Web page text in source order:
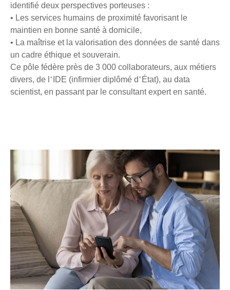
identifié deux perspectives porteuses :
• Les services humains de proximité favorisant le
maintien en bonne santé à domicile,
• La maîtrise et la valorisation des données de santé dans
un cadre éthique et souverain.
Ce pôle fédère près de 3 000 collaborateurs, aux métiers
divers, de l ‘ IDE (infirmier diplômé d ‘ État), au data
scientist, en passant par le consultant expert en santé.